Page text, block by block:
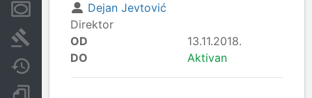
Menice i zaloge
Sudski sporovi
Javne nabavke
Dejan Jevtović
Direktor
OD
13.11.2018.
DO
Aktivan